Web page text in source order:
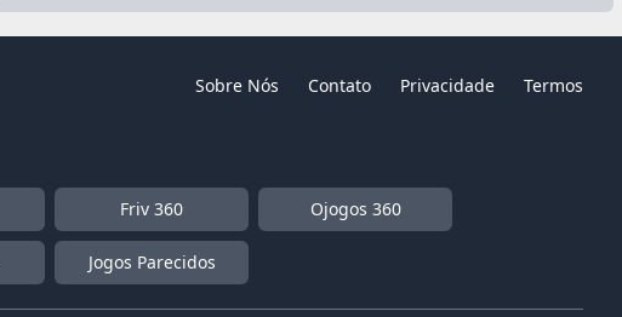
Sobre Nós Contato Privacidade Termos
Friv 360 Ojogos 360
Jogos Parecidos